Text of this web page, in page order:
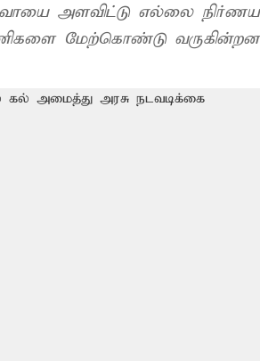
அளவிட்டு எல்லை
மேற்கொண்டு